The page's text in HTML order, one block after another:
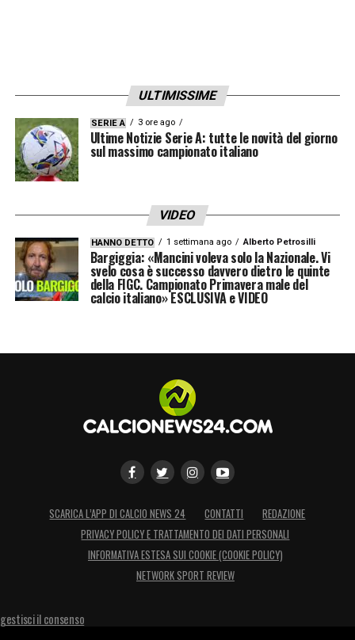
ULTIMISSIME
SERIE A 3 ore ago
Ultime Notizie Serie A: tutte le novità del giorno
sul massimo campionato italiano
VIDEO
HANNO DETTO 1 settimana ago Alberto Petrosilli
Bargiggia: «Mancini voleva solo la Nazionale. Vi
svelo cosa è successo davvero dietro le quinte
della FIGC. Campionato Primavera male del
calcio italiano» ESCLUSIVA e VIDEO
SCARICA L’APP DI CALCIO NEWS 24 CONTATTI
REDAZIONE
PRIVACY POLICY E TRATTAMENTO DEI DATI PERSONALI
INFORMATIVA ESTESA SUI COOKIE (COOKIE POLICY)
NETWORK SPORT REVIEW
gestisci il consenso